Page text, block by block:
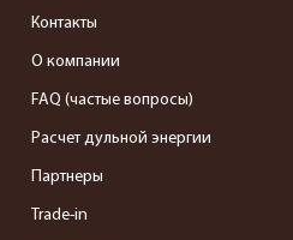
Контакты
О компании
FAQ (частые вопросы)
Расчет дульной энергии
Партнеры
Trade-in